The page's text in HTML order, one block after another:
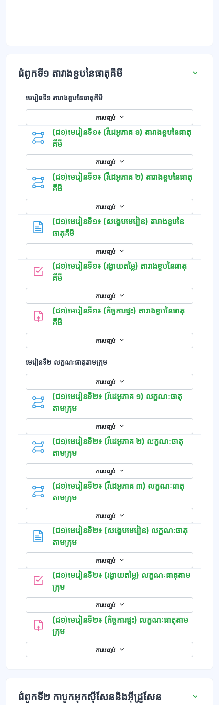
ជំពូកទី១ តារាងខួបនៃធាតុគីមី
ការបញ្ចប់
មេរៀនទី១ តារាងខួបនៃធាតុគីមី
(ជ១)មេរៀនទី១៖ (វីដេអូភាគ ១) តារាងខួបនៃធាតុ
គីមី
ការបញ្ចប់
(ជ១)មេរៀនទី១៖ (វីដេអូភាគ ២) តារាងខួបនៃធាតុ
គីមី
ការបញ្ចប់
(ជ១)មេរៀនទី១៖ (សង្ខេបមេរៀន) តារាងខួបនៃ
ធាតុគីមីទំព័រ
ការបញ្ចប់
(ជ១)មេរៀនទី១៖ (រង្វាយតម្លៃ) តារាងខួបនៃធាតុ
គីមីកម្រងសំណួរ
ការបញ្ចប់
(ជ១)មេរៀនទី១៖ (កិច្ចការផ្ទះ) តារាងខួបនៃធាតុ
គីមី
ការបញ្ចប់
ការបញ្ចប់
មេរៀនទី២ លក្ខណៈធាតុតាមក្រុម
(ជ១)មេរៀនទី២៖ (វីដេអូភាគ ១) លក្ខណៈធាតុ
តាមក្រុម
ការបញ្ចប់
(ជ១)មេរៀនទី២៖ (វីដេអូភាគ ២) លក្ខណៈធាតុ
តាមក្រុម
ការបញ្ចប់
(ជ១)មេរៀនទី២៖ (វីដេអូភាគ ៣) លក្ខណៈធាតុ
តាមក្រុម
ការបញ្ចប់
(ជ១)មេរៀនទី២៖ (សង្ខេបមេរៀន) លក្ខណៈធាតុ
តាមក្រុមទំព័រ
ការបញ្ចប់
(ជ១)មេរៀនទី២៖ (រង្វាយតម្លៃ) លក្ខណៈធាតុតាម
ក្រុមកម្រងសំណួរ
ការបញ្ចប់
(ជ១)មេរៀនទី២៖ (កិច្ចការផ្ទះ) លក្ខណៈធាតុតាម
ក្រុម
ការបញ្ចប់
ជំពូកទី២ កាបូកអុកសុីសែននិងអុីដ្រូសែន